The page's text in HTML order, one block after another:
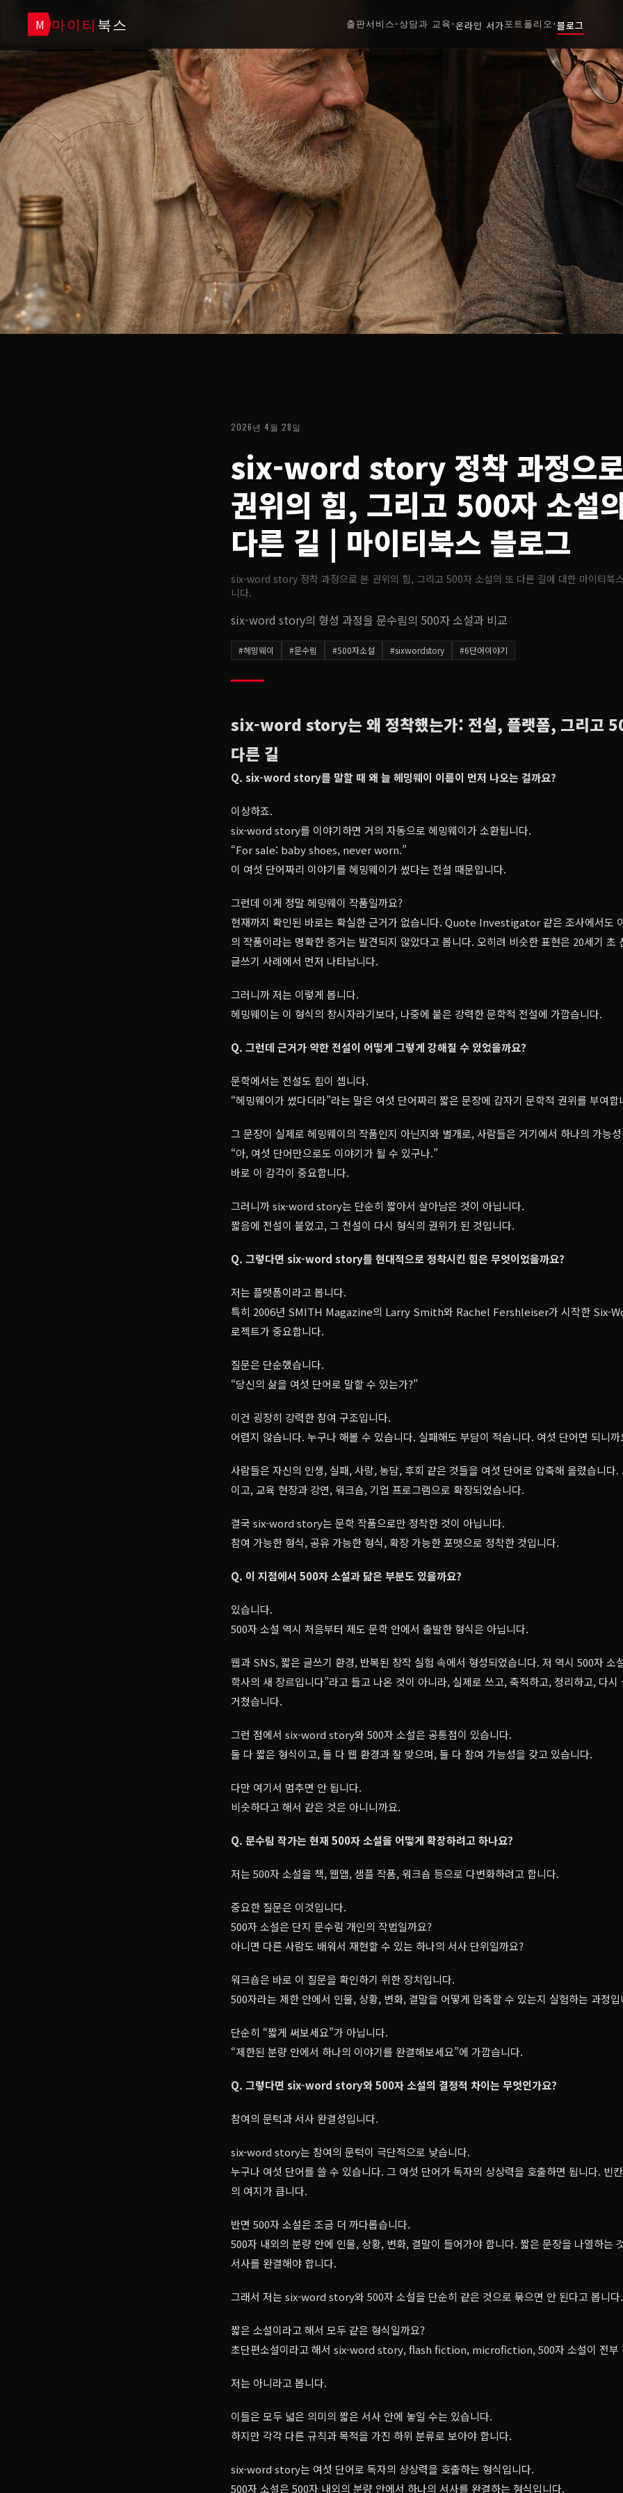
M 마이티 북스 출판서비스 +상담과 교육 +온라인 서가 포트폴리오 +블로그
2026년 4월 28일
six-word story 정착 과정으
권위의 힘, 그리고 500자 소설
다른 길 | 마이티북스 블로그
six-word story 정착 과정으로 본 권위의 힘, 그리고 500자 소설의 또 다른 길에 대한 마이티북
니다.
six-word story의 형성 과정을 문수림의 500자 소설과 비교
#헤밍웨이 #문수림 #500자소설 #sixwordstory #6단어이야기
six-word story는 왜 정착했는가: 전설, 플랫폼, 그리고
다른 길
Q. six-word story를 말할 때 왜 늘 헤밍웨이 이름이 먼저 나오는 걸까요?
이상하죠.
six-word story를 이야기하면 거의 자동으로 헤밍웨이가 소환됩니다.
“For sale: baby shoes, never worn.”
이 여섯 단어짜리 이야기를 헤밍웨이가 썼다는 전설 때문입니다.
그런데 이게 정말 헤밍웨이 작품일까요?
현재까지 확인된 바로는 확실한 근거가 없습니다. Quote Investigator 같은 조사에서도
의 작품이라는 명확한 증거는 발견되지 않았다고 봅니다. 오히려 비슷한 표현은 20세기 초
글쓰기 사례에서 먼저 나타납니다.
그러니까 저는 이렇게 봅니다.
헤밍웨이는 이 형식의 창시자라기보다, 나중에 붙은 강력한 문학적 전설에 가깝습니다.
Q. 그런데 근거가 약한 전설이 어떻게 그렇게 강해질 수 있었을까요?
문학에서는 전설도 힘이 셉니다.
“헤밍웨이가 썼다더라”라는 말은 여섯 단어짜리 짧은 문장에 갑자기 문학적 권위를 부여합
그 문장이 실제로 헤밍웨이의 작품인지 아닌지와 별개로, 사람들은 거기에서 하나의 가능
“아, 여섯 단어만으로도 이야기가 될 수 있구나.”
바로 이 감각이 중요합니다.
그러니까 six-word story는 단순히 짧아서 살아남은 것이 아닙니다.
짧음에 전설이 붙었고, 그 전설이 다시 형식의 권위가 된 것입니다.
Q. 그렇다면 six-word story를 현대적으로 정착시킨 힘은 무엇이었을까요?
저는 플랫폼이라고 봅니다.
특히 2006년 SMITH Magazine의 Larry Smith와 Rachel Fershleiser가 시작한 Six-
로젝트가 중요합니다.
질문은 단순했습니다.
“당신의 삶을 여섯 단어로 말할 수 있는가?”
이건 굉장히 강력한 참여 구조입니다.
어렵지 않습니다. 누구나 해볼 수 있습니다. 실패해도 부담이 적습니다. 여섯 단어면 되니까
사람들은 자신의 인생, 실패, 사랑, 농담, 후회 같은 것들을 여섯 단어로 압축해 올렸습니다.
이고, 교육 현장과 강연, 워크숍, 기업 프로그램으로 확장되었습니다.
결국 six-word story는 문학 작품으로만 정착한 것이 아닙니다.
참여 가능한 형식, 공유 가능한 형식, 확장 가능한 포맷으로 정착한 것입니다.
Q. 이 지점에서 500자 소설과 닮은 부분도 있을까요?
있습니다.
500자 소설 역시 처음부터 제도 문학 안에서 출발한 형식은 아닙니다.
웹과 SNS, 짧은 글쓰기 환경, 반복된 창작 실험 속에서 형성되었습니다. 저 역시 500자 소
학사의 새 장르입니다”라고 들고 나온 것이 아니라, 실제로 쓰고, 축적하고, 정리하고, 다시
거쳤습니다.
그런 점에서 six-word story와 500자 소설은 공통점이 있습니다.
둘 다 짧은 형식이고, 둘 다 웹 환경과 잘 맞으며, 둘 다 참여 가능성을 갖고 있습니다.
다만 여기서 멈추면 안 됩니다.
비슷하다고 해서 같은 것은 아니니까요.
Q. 문수림 작가는 현재 500자 소설을 어떻게 확장하려고 하나요?
저는 500자 소설을 책, 웹앱, 샘플 작품, 워크숍 등으로 다변화하려고 합니다.
중요한 질문은 이것입니다.
500자 소설은 단지 문수림 개인의 작법일까요?
아니면 다른 사람도 배워서 재현할 수 있는 하나의 서사 단위일까요?
워크숍은 바로 이 질문을 확인하기 위한 장치입니다.
500자라는 제한 안에서 인물, 상황, 변화, 결말을 어떻게 압축할 수 있는지 실험하는 과정입
단순히 “짧게 써보세요”가 아닙니다.
“제한된 분량 안에서 하나의 이야기를 완결해보세요”에 가깝습니다.
Q. 그렇다면 six-word story와 500자 소설의 결정적 차이는 무엇인가요?
참여의 문턱과 서사 완결성입니다.
six-word story는 참여의 문턱이 극단적으로 낮습니다.
누구나 여섯 단어를 쓸 수 있습니다. 그 여섯 단어가 독자의 상상력을 호출하면 됩니다. 빈
의 여지가 큽니다.
반면 500자 소설은 조금 더 까다롭습니다.
500자 내외의 분량 안에 인물, 상황, 변화, 결말이 들어가야 합니다. 짧은 문장을 나열하는
서사를 완결해야 합니다.
그래서 저는 six-word story와 500자 소설을 단순히 같은 것으로 묶으면 안 된다고 봅니다.
짧은 소설이라고 해서 모두 같은 형식일까요?
초단편소설이라고 해서 six-word story, flash fiction, microfiction, 500자 소설이 전부
저는 아니라고 봅니다.
이들은 모두 넓은 의미의 짧은 서사 안에 놓일 수는 있습니다.
하지만 각각 다른 규칙과 목적을 가진 하위 분류로 보아야 합니다.
six-word story는 여섯 단어로 독자의 상상력을 호출하는 형식입니다.
500자 소설은 500자 내외의 분량 안에서 하나의 서사를 완결하는 형식입니다.